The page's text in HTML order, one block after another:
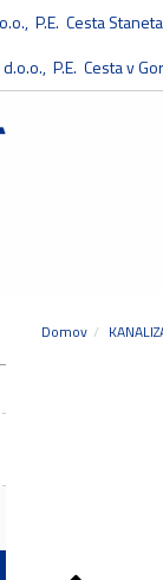
P.E. Cesta
d.o.o., P.E. Cesta v
Domov